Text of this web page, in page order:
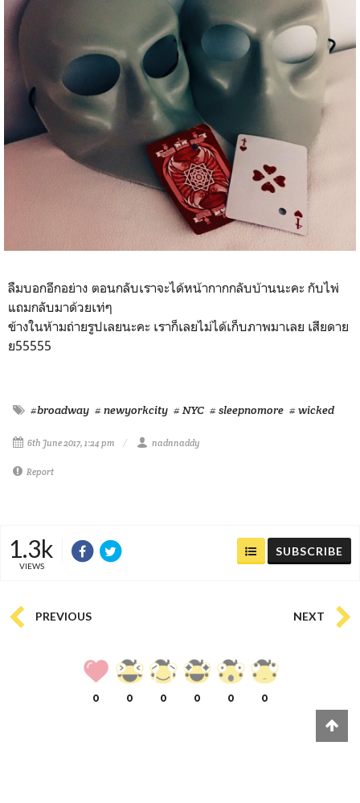
ลืมบอกอีกอย่าง ตอนกลับเราจะได้หน้ากากกลับบ้านนะคะ กับไพ่
แถมกลับมาด้วยเท่ๆ
ข้างในห้ามถ่ายรูปเลยนะคะ เราก็เลยไม่ได้เก็บภาพมาเลย เสียดาย
ย55555
#broadway # newyorkcity # NYC # sleepnomore # wicked
6th June 2017, 1:24 pm nadnnaddy
Report
1.3k
VIEWS
SUBSCRIBE
PREVIOUS NEXT
0 0 0 0 0 0